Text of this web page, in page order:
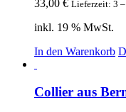
33,00 € Lieferzeit: 3 –
inkl. 19 % MwSt.
In den Warenkorb
Collier aus